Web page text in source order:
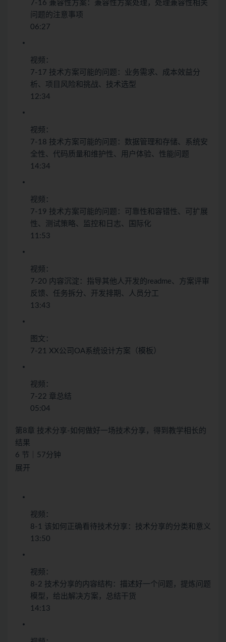
7-16 兼容性方案：兼容性方案处理，处理兼容性相关
问题的注意事项
06:27
视频：
7-17 技术方案可能的问题：业务需求、成本效益分
析、项目风险和挑战、技术选型
12:34
视频：
7-18 技术方案可能的问题：数据管理和存储、系统安
全性、代码质量和维护性、用户体验、性能问题
14:34
视频：
7-19 技术方案可能的问题：可靠性和容错性、可扩展
性、测试策略、监控和日志、国际化
11:53
视频：
7-20 内容沉淀：指导其他人开发的readme、方案评审
反馈、任务拆分、开发排期、人员分工
13:43
图文：
7-21 XX公司OA系统设计方案（模板）
视频：
7-22 章总结
05:04
第8章 技术分享-如何做好一场技术分享，得到教学相长的
结果
6 节｜57分钟
展开
视频：
8-1 该如何正确看待技术分享：技术分享的分类和意义
13:50
视频：
8-2 技术分享的内容结构：描述好一个问题，提炼问题
模型，给出解决方案，总结干货
14:13